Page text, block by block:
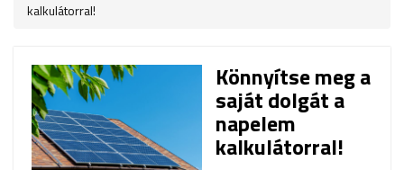
kalkulátorral!
Könnyítse meg a
saját dolgát a
napelem
kalkulátorral!